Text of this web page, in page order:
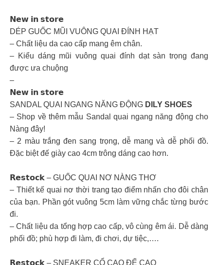
𝗡𝗲𝘄 𝗶𝗻 𝘀𝘁𝗼𝗿𝗲
DÉP GUỐC MŨI VUÔNG QUAI ĐÍNH HẠT
– Chất liệu da cao cấp mang êm chân.
– Kiểu dáng mũi vuông quai đính dạt sàn trọng đang
được ưa chuộng
–
𝗡𝗲𝘄 𝗶𝗻 𝘀𝘁𝗼𝗿𝗲
SANDAL QUAI NGANG NĂNG ĐỘNG DILY SHOES
– Shop về thêm mẫu Sandal quai ngang năng động cho
Nàng đây!
– 2 màu trắng đen sang trọng, dễ mang và dễ phối đồ.
Đặc biệt đế giày cao 4cm trông dáng cao hơn.
𝗥𝗲𝘀𝘁𝗼𝗰𝗸 – GUỐC QUAI NƠ NÀNG THƠ
– Thiết kế quai nơ thời trang tạo điểm nhấn cho đôi chân
của bạn. Phần gót vuông 5cm làm vững chắc từng bước
đi.
– Chất liệu da tổng hợp cao cấp, vô cùng êm ái. Dễ dàng
phối đồ; phù hợp đi làm, đi chơi, dự tiệc,….
𝗥𝗲𝘀𝘁𝗼𝗰𝗸 – SNEAKER CỔ CAO ĐẾ CAO